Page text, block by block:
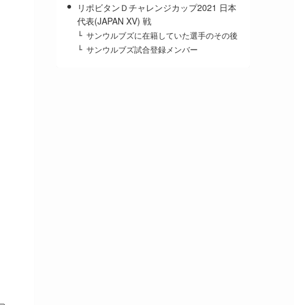
リポビタンＤチャレンジカップ2021 日本
代表(JAPAN XV) 戦
サンウルブズに在籍していた選手のその後
サンウルブズ試合登録メンバー